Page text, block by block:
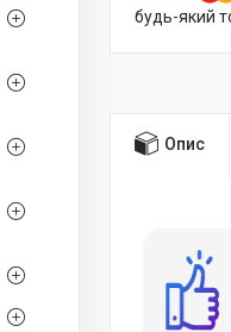
будь-який
Опис